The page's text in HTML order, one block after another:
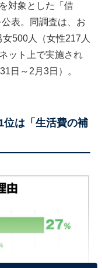
対象とした「借
表。同調査は、お
500人（女性217人
ット上で実施され
日～2月3日）。
位は「生活費の補